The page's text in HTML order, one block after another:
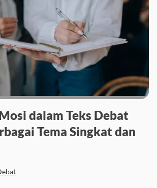
dalam Teks Debat
Tema Singkat dan